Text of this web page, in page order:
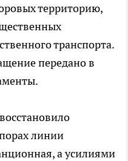
территорию,
транспорта.
передано в
линии
а усилиями